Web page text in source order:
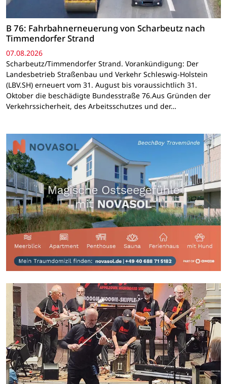
B 76: Fahrbahnerneuerung von Scharbeutz nach
Timmendorfer Strand
07.08.2026
Scharbeutz/Timmendorfer Strand. Vorankündigung: Der
Landesbetrieb Straßenbau und Verkehr Schleswig-Holstein
(LBV.SH) erneuert vom 31. August bis voraussichtlich 31.
Oktober die beschädigte Bundesstraße 76.Aus Gründen der
Verkehrssicherheit, des Arbeitsschutzes und der…